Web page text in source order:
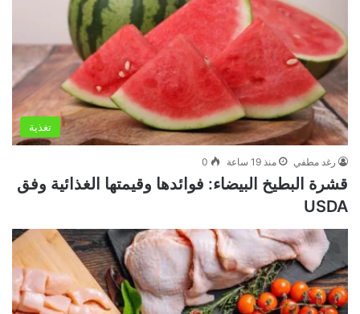
تغذية
رغد مطفي منذ 19 ساعة 0
قشرة البطيخ البيضاء: فوائدها وقيمتها الغذائية وفق
USDA